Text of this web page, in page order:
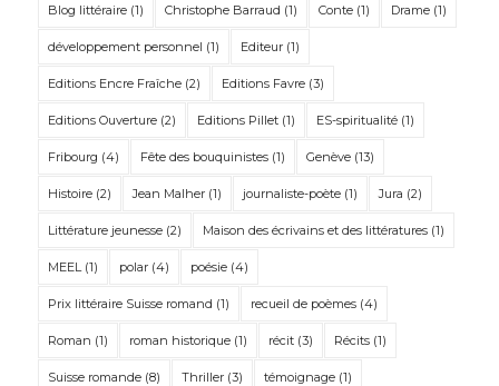
Blog littéraire(1) Christophe Barraud (1) Conte(1) Drame(1)
développement personnel (1) Editeur(1)
Editions Encre Fraîche(2) Editions Favre(3)
Editions Ouverture(2) Editions Pillet(1) ES-spiritualité(1)
Fribourg (4) Fête des bouquinistes(1) Genève(13)
Histoire(2) Jean Malher(1) journaliste-poète(1) Jura (2)
Littérature jeunesse(2) Maison des écrivains et des littératures(1)
MEEL (1) polar(4) poésie(4)
Prix littéraire Suisse romand (1) recueil de poèmes(4)
Roman (1) roman historique(1) récit(3) Récits(1)
Suisse romande(8) Thriller(3) témoignage(1)